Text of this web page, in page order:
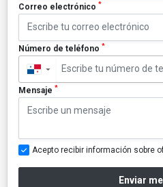
Correo electrónico *
Número de teléfono *
▼
Mensaje *
Acepto recibir información sobre
Enviar